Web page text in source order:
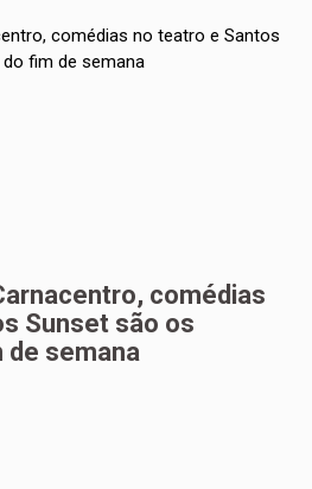
comédias
Sunset são os
de semana